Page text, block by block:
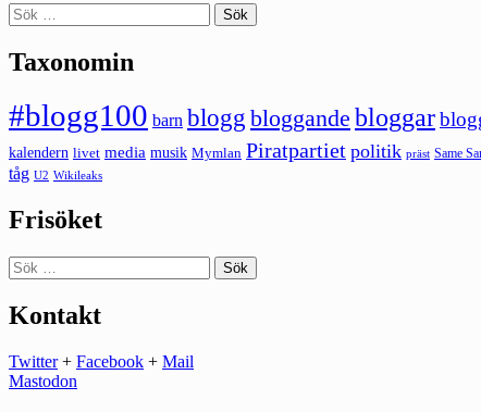
Sök
efter:
Taxonomin
#blogg100 barn blogg bloggande bloggar
kalendern livet media musik Mymlan Piratpartiet politik präst Same
tåg U2 Wikileaks
Frisöket
Sök
efter:
Kontakt
Twitter+ Facebook + Mail
Mastodon